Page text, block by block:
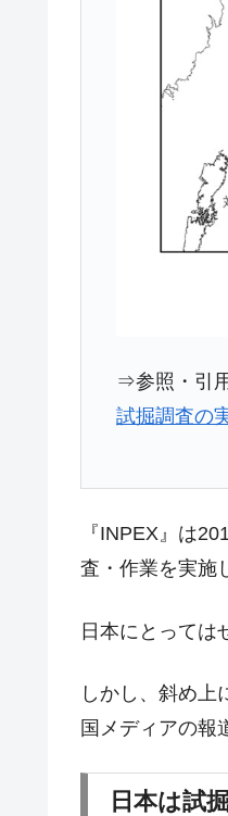
韓
JP
『Money1』 韓
韓
韓
『Money1』
米
Fact1
Fact1 奇跡の毛
Fact1 平成仮面
Fact1 日本人マ
Fact1 セレクト
⇒参照・引
試掘調査の
『INPEX』は
査・作業を実施
日本にとっては
しかし、斜め上
国メディアの報
日本は試